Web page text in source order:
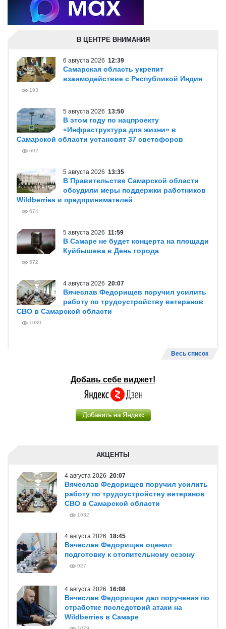
В ЦЕНТРЕ ВНИМАНИЯ
6 августа 2026 12:39
Самарская область укрепит
взаимодействие с Республикой Индия
193
5 августа 2026 13:50
В этом году по нацпроекту
«Инфраструктура для жизни» в
Самарской области установят 37 светофоров
602
5 августа 2026 13:35
В Правительстве Самарской области
обсудили меры поддержки работников
Wildberries и предпринимателей
674
5 августа 2026 11:59
В Самаре не будет концерта на площади
Куйбышева в День города
572
4 августа 2026 20:07
Вячеслав Федорищев поручил усилить
работу по трудоустройству ветеранов
СВО в Самарской области
1030
Весь список
Добавь себе виджет!
АКЦЕНТЫ
4 августа 2026 20:07
Вячеслав Федорищев поручил усилить
работу по трудоустройству ветеранов
СВО в Самарской области
1032
4 августа 2026 18:45
Вячеслав Федорищев оценил
подготовку к отопительному сезону
927
4 августа 2026 16:08
Вячеслав Федорищев дал поручения по
отработке последствий атаки на
Wildberries в Самаре